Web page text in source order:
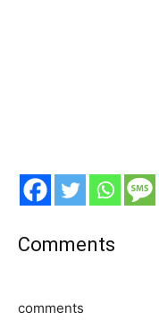
Comments
comments